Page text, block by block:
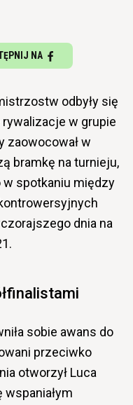
NA
odbyły się
w grupie
zaowocował w
bramkę na turnieju,
w spotkaniu między
dnia na
sobie awans do
przeciwko
otworzył Luca
wspaniałym